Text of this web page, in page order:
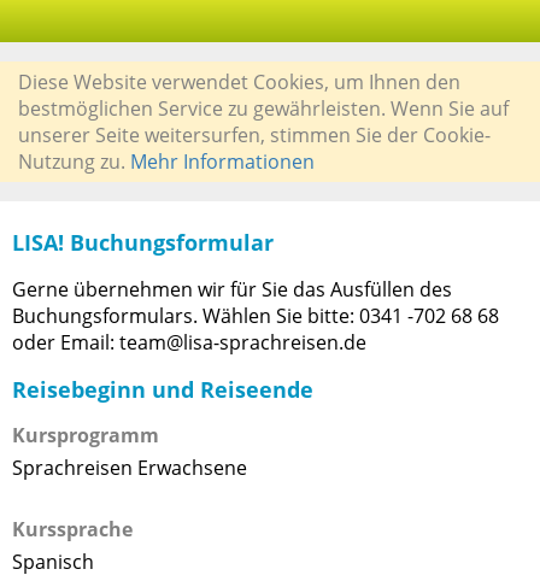
Diese Website verwendet Cookies, um Ihnen den
bestmöglichen Service zu gewährleisten. Wenn Sie auf
unserer Seite weitersurfen, stimmen Sie der Cookie-
Nutzung zu. Mehr Informationen
LISA! Buchungsformular
Gerne übernehmen wir für Sie das Ausfüllen des
Buchungsformulars. Wählen Sie bitte: 0341 -702 68 68
oder Email: team@lisa-sprachreisen.de
Reisebeginn und Reiseende
Kursprogramm
Sprachreisen Erwachsene
Kurssprache
Spanisch